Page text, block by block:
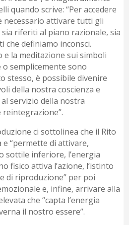
quando scrive: “Per accedere
necessario attivare tutti gli
sia riferiti al piano razionale, sia
che definiamo inconsci.
e la meditazione sui simboli
semplicemente sono
stesso, è possibile divenire
della nostra coscienza e
servizio della nostra
reintegrazione”.
ci sottolinea che il Rito
e “permette di attivare,
sottile inferiore, l’energia
fisico attiva l’azione, l’istinto
di riproduzione” per poi
e, infine, arrivare alla
che “capta l’energia
il nostro essere”.